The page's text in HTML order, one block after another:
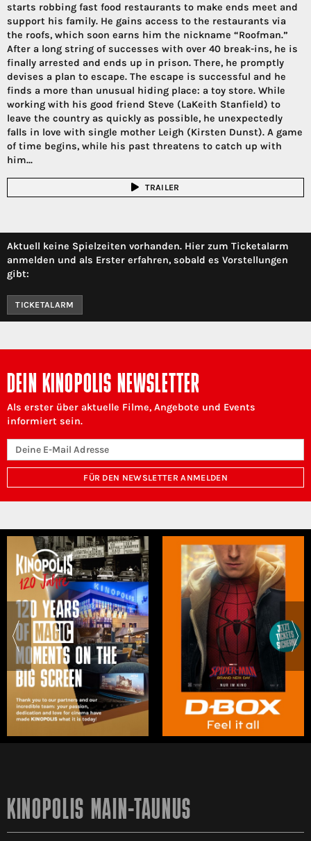
starts robbing fast food restaurants to make ends meet and
support his family. He gains access to the restaurants via
the roofs, which soon earns him the nickname “Roofman.”
After a long string of successes with over 40 break-ins, he is
finally arrested and ends up in prison. There, he promptly
devises a plan to escape. The escape is successful and he
finds a more than unusual hiding place: a toy store. While
working with his good friend Steve (LaKeith Stanfield) to
leave the country as quickly as possible, he unexpectedly
falls in love with single mother Leigh (Kirsten Dunst). A game
of time begins, while his past threatens to catch up with
him...
TRAILER
Aktuell keine Spielzeiten vorhanden. Hier zum Ticketalarm
anmelden und als Erster erfahren, sobald es Vorstellungen
gibt:
TICKETALARM
DEIN KINOPOLIS NEWSLETTER
Als erster über aktuelle Filme, Angebote und Events
informiert sein.
FÜR DEN NEWSLETTER ANMELDEN
KINOPOLIS MAIN-TAUNUS